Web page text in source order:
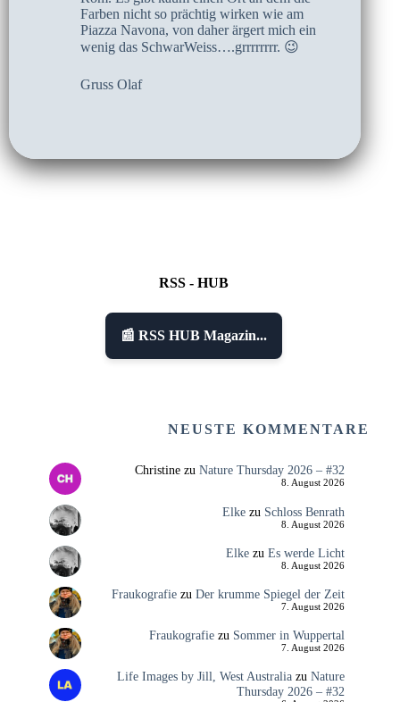
Farben nicht so prächtig wirken wie am
Piazza Navona, von daher ärgert mich ein
wenig das SchwarWeiss….grrrrrrrr. 😉
Gruss Olaf
RSS - HUB
📰 RSS HUB Magazin...
NEUSTE KOMMENTARE
Christinezu Nature Thursday 2026 – #32
8. August 2026
Elkezu Schloss Benrath
8. August 2026
Elkezu Es werde Licht
8. August 2026
Fraukografiezu Der krumme Spiegel der Zeit
7. August 2026
Fraukografiezu Sommer in Wuppertal
7. August 2026
Life Images by Jill, West Australiazu Nature
Thursday 2026 – #32